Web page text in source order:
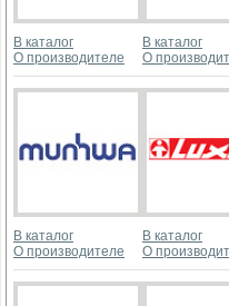
В каталог
О производителе
В каталог
О
В каталог
О производителе
В каталог
О